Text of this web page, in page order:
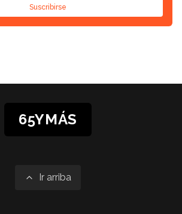
Suscribirse
65YMÁS
Ir arriba